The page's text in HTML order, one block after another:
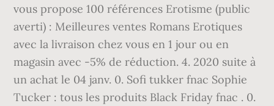
vous propose 100 références Erotisme (public
averti) : Meilleures ventes Romans Erotiques
avec la livraison chez vous en 1 jour ou en
magasin avec -5% de réduction. 4. 2020 suite à
un achat le 04 janv. 0. Sofi tukker fnac Sophie
Tucker : tous les produits Black Friday fnac . 0.